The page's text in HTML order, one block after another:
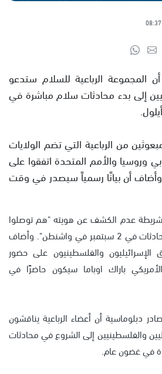
08:37
المجموعة الرباعية للسلام ستدعو
إلى بدء محادثات سلام مباشرة في
من الرباعية التي تضم الولايات
وروسيا والأمم المتحدة اتفقوا على
أن بيانًا رسمياً سيصدر في وقت
عدم الكشف عن هويته "هم توصلوا
إلى اتفاق على أن تبدأ المحادثات في 2 سبتمبر في واشنطن". وأضاف
والفلسطينيون على حضور
باراك اوباما سيكون حاضرًا في
أن أعضاء الرباعية يناقشون
والفلسطينيين إلى الشروع في محادثات
في غضون عام.